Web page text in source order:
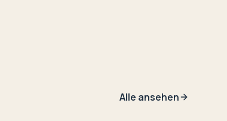
Alle ansehen